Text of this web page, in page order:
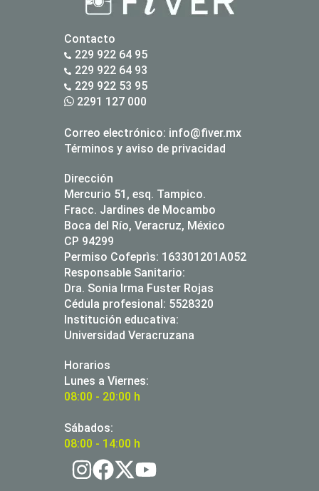
Contacto
229 922 64 95
229 922 64 93
229 922 53 95
2291 127 000
Correo electrónico: info@fiver.mx
Términos y aviso de privacidad
Dirección
Mercurio 51, esq. Tampico.
Fracc. Jardines de Mocambo
Boca del Río, Veracruz, México
CP 94299
Permiso Cofeprìs: 163301201A052
Responsable Sanitario:
Dra. Sonia Irma Fuster Rojas
Cédula profesional: 5528320
Institución educativa:
Universidad Veracruzana
Horarios
Lunes a Viernes:
08:00 - 20:00 h
Sábados:
08:00 - 14:00 h